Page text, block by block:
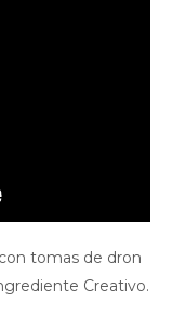
tomas de dron
Creativo.